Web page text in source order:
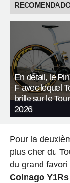
RECOMENDADO
En détail, le
F avec lequel
brille sur le
2026
Pour la
plus cher du
du grand
Colnago